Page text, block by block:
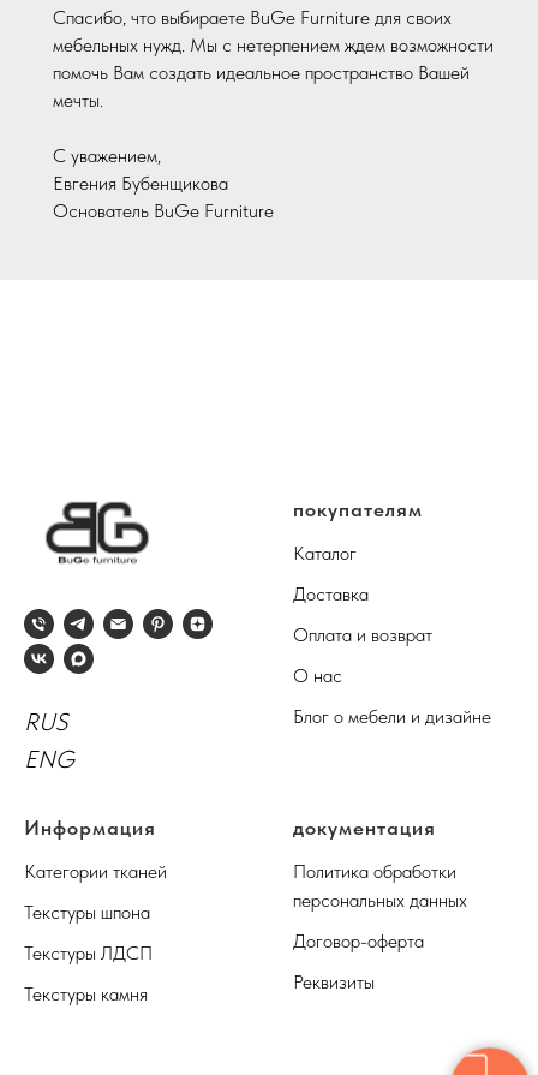
Спасибо, что выбираете BuGe Furniture для своих
мебельных нужд. Мы с нетерпением ждем возможности
помочь Вам создать идеальное пространство Вашей
мечты.
С уважением,
Евгения Бубенщикова
Основатель BuGe Furniture
RUS
ENG
покупателям
Каталог
Доставка
Оплата и возврат
О нас
Блог о мебели и дизайне
Информация
Категории тканей
Текстуры шпона
Текстуры ЛДСП
Текстуры камня
документация
Политика обработки
персональных данных
Договор-оферта
Реквизиты